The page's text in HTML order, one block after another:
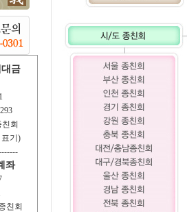
금
회
기)
좌
친회